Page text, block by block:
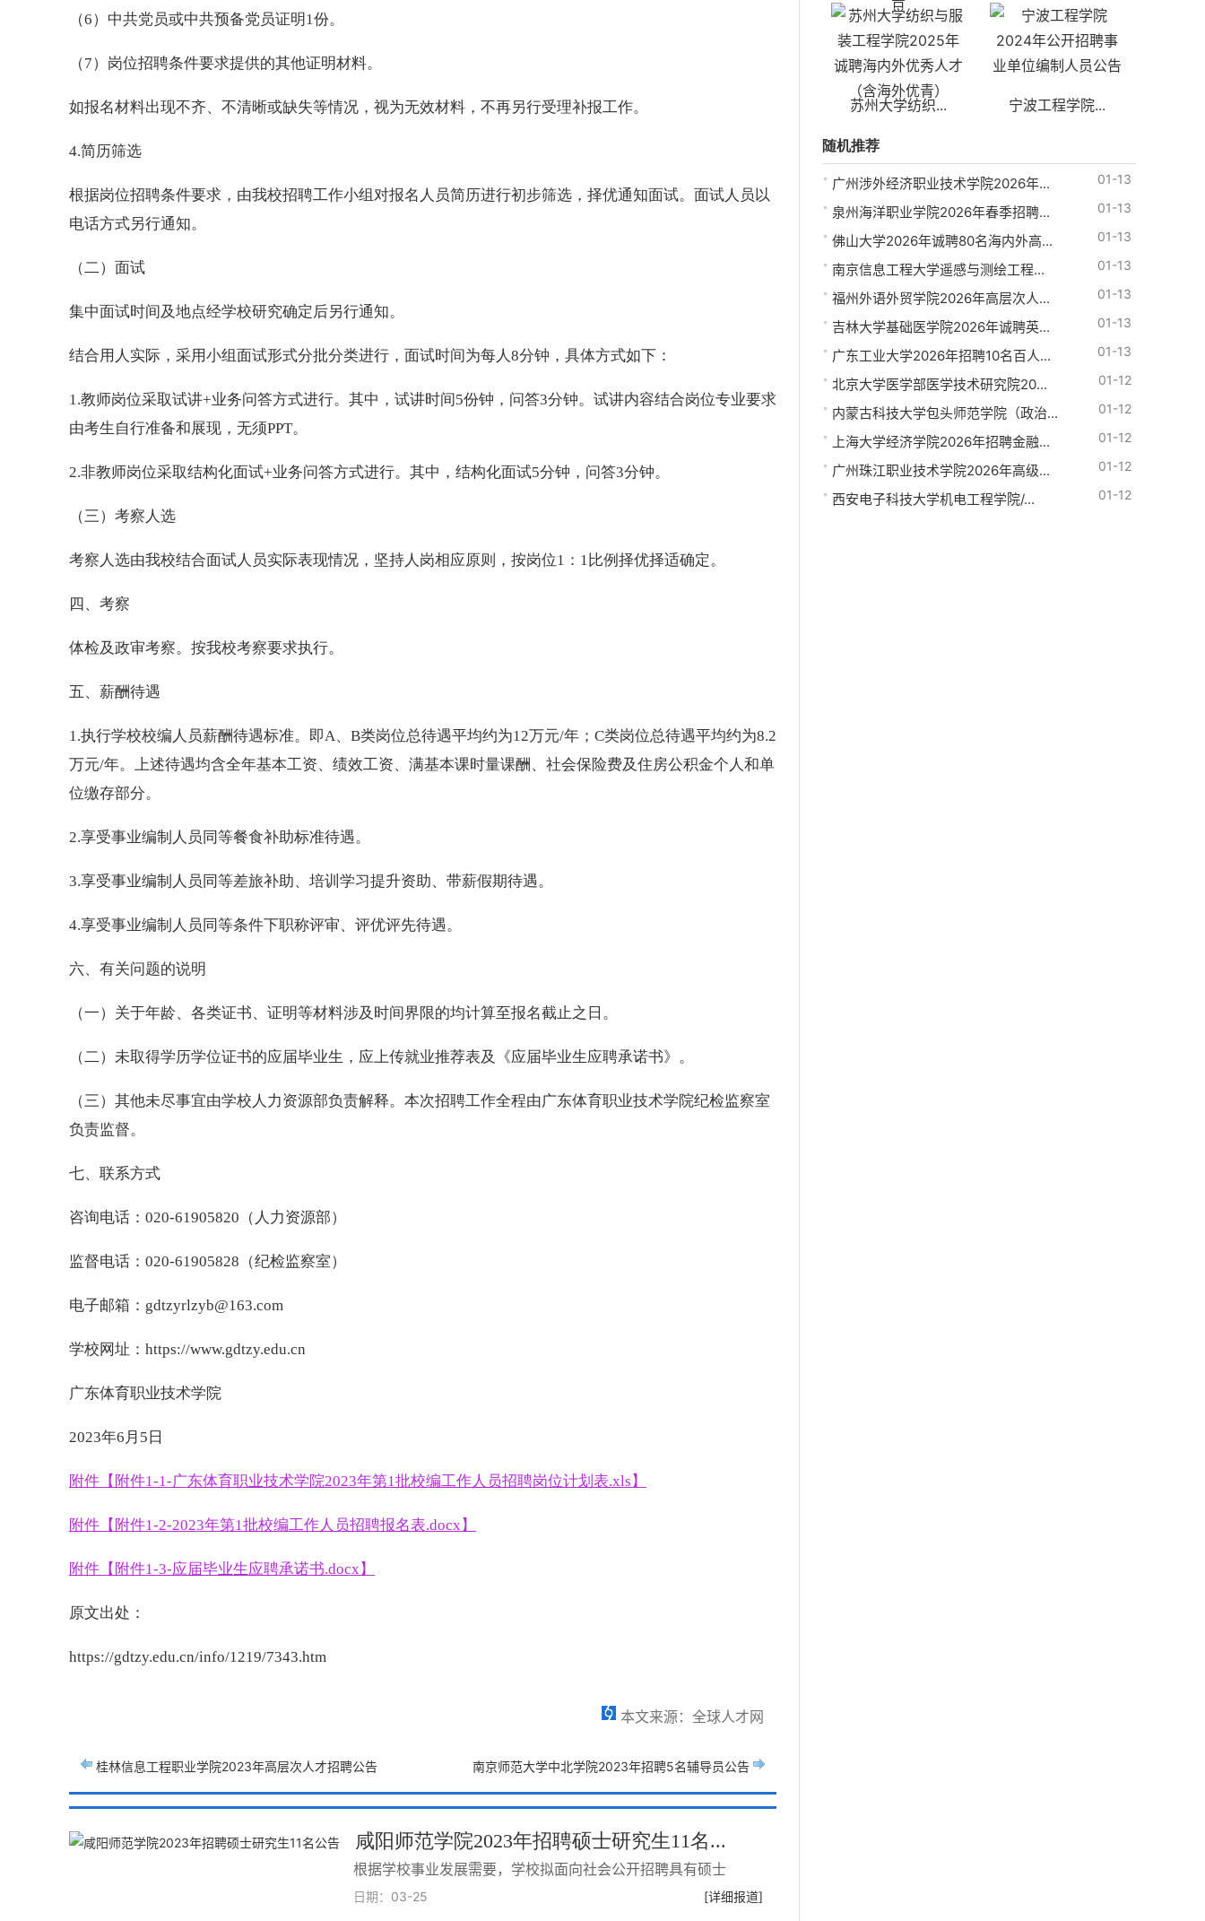
（6）中共党员或中共预备党员证明1份。
（7）岗位招聘条件要求提供的其他证明材料。
如报名材料出现不齐、不清晰或缺失等情况，视为无效材料，不再另行受理补报工作。
4.简历筛选
根据岗位招聘条件要求，由我校招聘工作小组对报名人员简历进行初步筛选，择优通知面试。面试人员以
电话方式另行通知。
（二）面试
集中面试时间及地点经学校研究确定后另行通知。
结合用人实际，采用小组面试形式分批分类进行，面试时间为每人8分钟，具体方式如下：
1.教师岗位采取试讲+业务问答方式进行。其中，试讲时间5份钟，问答3分钟。试讲内容结合岗位专业要求
由考生自行准备和展现，无须PPT。
2.非教师岗位采取结构化面试+业务问答方式进行。其中，结构化面试5分钟，问答3分钟。
（三）考察人选
考察人选由我校结合面试人员实际表现情况，坚持人岗相应原则，按岗位1：1比例择优择适确定。
四、考察
体检及政审考察。按我校考察要求执行。
五、薪酬待遇
1.执行学校校编人员薪酬待遇标准。即A、B类岗位总待遇平均约为12万元/年；C类岗位总待遇平均约为8.2
万元/年。上述待遇均含全年基本工资、绩效工资、满基本课时量课酬、社会保险费及住房公积金个人和单
位缴存部分。
2.享受事业编制人员同等餐食补助标准待遇。
3.享受事业编制人员同等差旅补助、培训学习提升资助、带薪假期待遇。
4.享受事业编制人员同等条件下职称评审、评优评先待遇。
六、有关问题的说明
（一）关于年龄、各类证书、证明等材料涉及时间界限的均计算至报名截止之日。
（二）未取得学历学位证书的应届毕业生，应上传就业推荐表及《应届毕业生应聘承诺书》。
（三）其他未尽事宜由学校人力资源部负责解释。本次招聘工作全程由广东体育职业技术学院纪检监察室
负责监督。
七、联系方式
咨询电话：020-61905820（人力资源部）
监督电话：020-61905828（纪检监察室）
电子邮箱：gdtzyrlzyb@163.com
学校网址：https://www.gdtzy.edu.cn
广东体育职业技术学院
2023年6月5日
附件【附件1-1-广东体育职业技术学院2023年第1批校编工作人员招聘岗位计划表.xls】
附件【附件1-2-2023年第1批校编工作人员招聘报名表.docx】
附件【附件1-3-应届毕业生应聘承诺书.docx】
原文出处：
https://gdtzy.edu.cn/info/1219/7343.htm
本文来源：全球人才网
桂林信息工程职业学院2023年高层次人才招聘公告 南京师范大学中北学院2023年招聘5名辅导员公告
咸阳师范学院2023年招聘硕士研究生11名...
根据学校事业发展需要，学校拟面向社会公开招聘具有硕士
[详细报道]
日期： 03-25
苏州大学纺织... 宁波工程学院...
随机推荐
01-13
广州涉外经济职业技术学院2026年...
01-13
泉州海洋职业学院2026年春季招聘...
01-13
佛山大学2026年诚聘80名海内外高...
01-13
南京信息工程大学遥感与测绘工程...
01-13
福州外语外贸学院2026年高层次人...
01-13
吉林大学基础医学院2026年诚聘英...
01-13
广东工业大学2026年招聘10名百人...
01-12
北京大学医学部医学技术研究院20...
01-12
内蒙古科技大学包头师范学院（政治...
01-12
上海大学经济学院2026年招聘金融...
01-12
广州珠江职业技术学院2026年高级...
01-12
西安电子科技大学机电工程学院/...